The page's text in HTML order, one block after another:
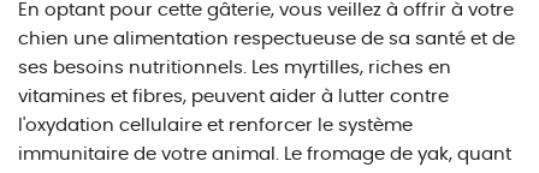
En optant pour cette gâterie, vous veillez à offrir à votre
chien une alimentation respectueuse de sa santé et de
ses besoins nutritionnels. Les myrtilles, riches en
vitamines et fibres, peuvent aider à lutter contre
l'oxydation cellulaire et renforcer le système
immunitaire de votre animal. Le fromage de yak, quant